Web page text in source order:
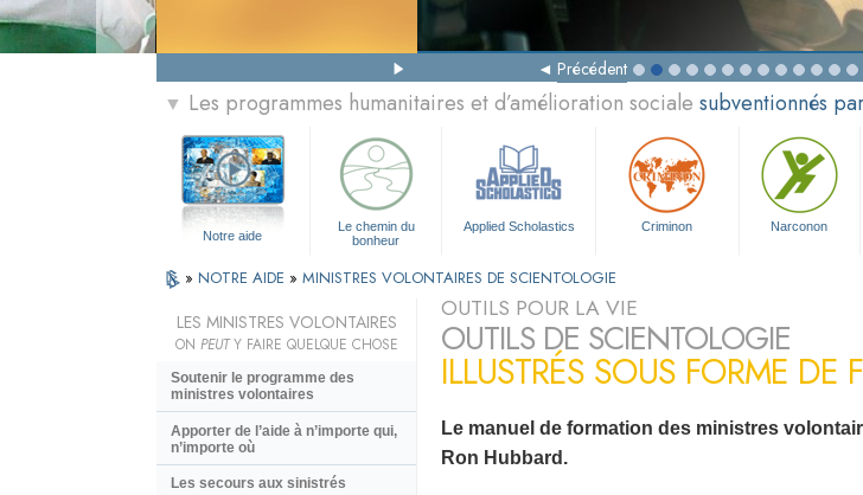
Précédent
▼ Les programmes humanitaires et d’amélioration sociale subventionnés
Notre aide
Le chemin du
bonheur
Applied Scholastics Criminon Narconon
» NOTRE AIDE » MINISTRES VOLONTAIRES DE SCIENTOLOGIE
OUTILS POUR LA VIE
OUTILS DE SCIENTOLOGIE
ILLUSTRÉS SOUS FORME DE
Le manuel de formation des ministres
Ron Hubbard.
LES MINISTRES VOLONTAIRES
ON PEUTY FAIRE QUELQUE CHOSE
Soutenir le programme des
ministres volontaires
Apporter de l’aide à n’importe qui,
n’importe où
Les secours aux sinistrés